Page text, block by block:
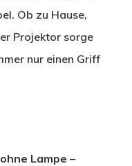
Ob zu Hause,
Projektor sorge
nur einen Griff
Lampe –